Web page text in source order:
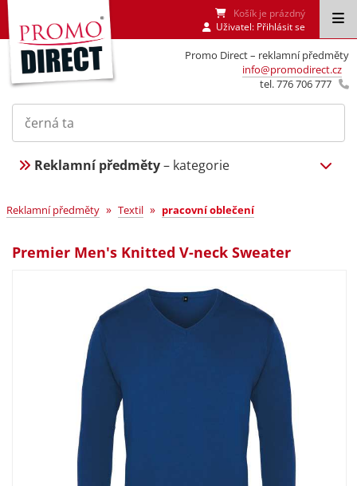
Promo Direct – reklamní předměty
info@promodirect.cz
tel. 776 706 777
Košík je prázdný
Uživatel: Přihlásit se
Reklamní předměty– kategorie
Reklamní předměty » Textil » pracovní oblečení
Premier Men's Knitted V-neck Sweater